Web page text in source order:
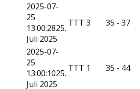
2025-07-
25
13:00:2825.
Juli 2025
TTT 3 35 - 37
2025-07-
25
13:00:1025.
Juli 2025
TTT 1 35 - 44